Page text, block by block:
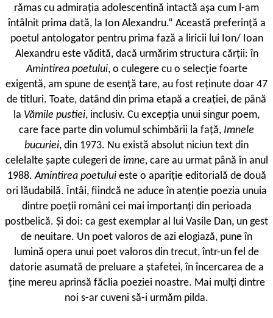
rămas cu admirația adolescentină intactă așa cum l-am
întâlnit prima dată, la Ion Alexandru.“ Această preferință a
poetul antologator pentru prima fază a liricii lui Ion/ Ioan
Alexandru este vădită, dacă urmărim structura cărții: în
Amintirea poetului, o culegere cu o selecție foarte
exigentă, am spune de esență tare, au fost reținute doar 47
de titluri. Toate, datând din prima etapă a creației, de până
la Vămile pustiei, inclusiv. Cu excepția unui singur poem,
care face parte din volumul schimbării la față, Imnele
bucuriei, din 1973. Nu există absolut niciun text din
celelalte șapte culegeri de imne, care au urmat până în anul
1988.Amintirea poetului este o apariție editorială de două
ori lăudabilă. Întâi, fiindcă ne aduce în atenție poezia unuia
dintre poeții români cei mai importanți din perioada
postbelică. Și doi: ca gest exemplar al lui Vasile Dan, un gest
de neuitare. Un poet valoros de azi elogiază, pune în
lumină opera unui poet valoros din trecut, într-un fel de
datorie asumată de preluare a ștafetei, în încercarea de a
ține mereu aprinsă făclia poeziei noastre. Mai mulți dintre
noi s-ar cuveni să-i urmăm pilda.